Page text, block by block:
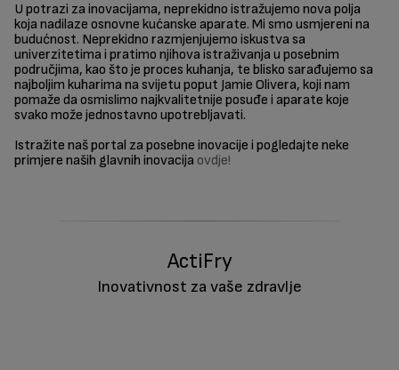
U potrazi za inovacijama, neprekidno istražujemo nova polja
koja nadilaze osnovne kućanske aparate. Mi smo usmjereni na
budućnost. Neprekidno razmjenjujemo iskustva sa
univerzitetima i pratimo njihova istraživanja u posebnim
područjima, kao što je proces kuhanja, te blisko sarađujemo sa
najboljim kuharima na svijetu poput Jamie Olivera, koji nam
pomaže da osmislimo najkvalitetnije posuđe i aparate koje
svako može jednostavno upotrebljavati.
Istražite naš portal za posebne inovacije i pogledajte neke
primjere naših glavnih inovacija ovdje!
ActiFry
Inovativnost za vaše zdravlje